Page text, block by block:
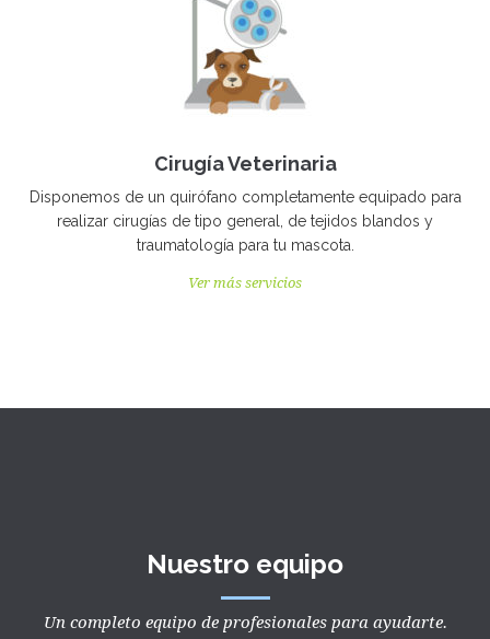
Cirugía Veterinaria
Disponemos de un quirófano completamente equipado para
realizar cirugías de tipo general, de tejidos blandos y
traumatología para tu mascota.
Ver más servicios
Nuestro equipo
Un completo equipo de profesionales para ayudarte.